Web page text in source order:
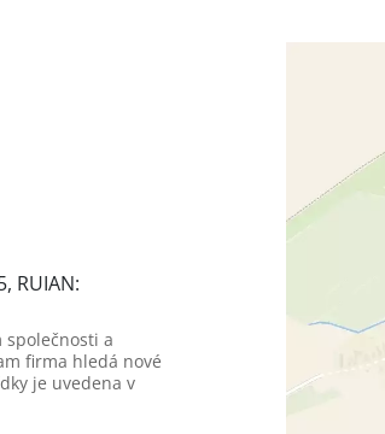
RUIAN:
společnosti a
firma hledá nové
je uvedena v